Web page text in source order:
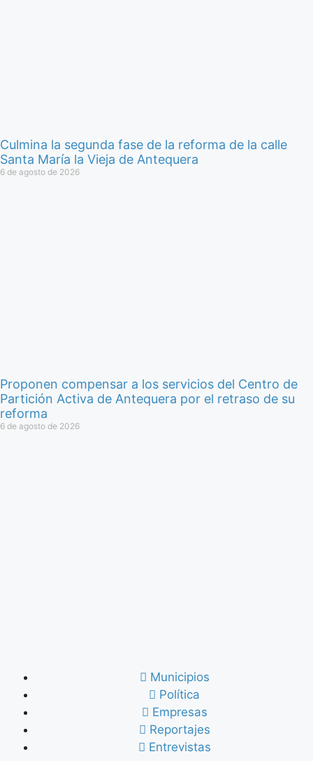
Culmina la segunda fase de la reforma de la calle
Santa María la Vieja de Antequera
6 de agosto de 2026
Proponen compensar a los servicios del Centro de
Partición Activa de Antequera por el retraso de su
reforma
6 de agosto de 2026
Municipios
Política
Empresas
Reportajes
Entrevistas